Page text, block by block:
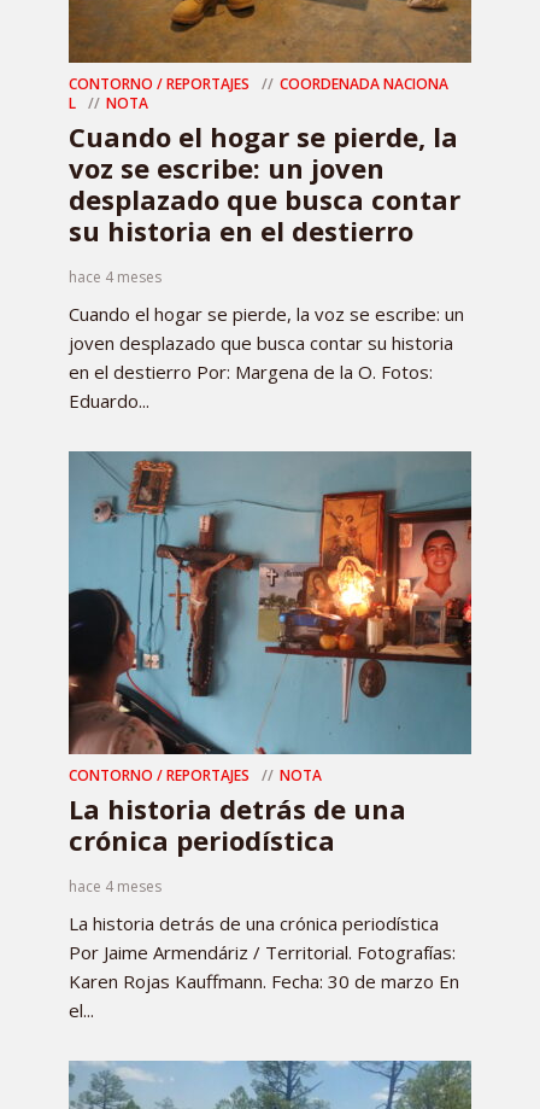
CONTORNO / REPORTAJES
COORDENADA NACIONA
L
NOTA
Cuando el hogar se pierde, la
voz se escribe: un joven
desplazado que busca contar
su historia en el destierro
hace 4 meses
Cuando el hogar se pierde, la voz se escribe: un
joven desplazado que busca contar su historia
en el destierro Por: Margena de la O. Fotos:
Eduardo...
CONTORNO / REPORTAJES NOTA
La historia detrás de una
crónica periodística
hace 4 meses
La historia detrás de una crónica periodística
Por Jaime Armendáriz / Territorial. Fotografías:
Karen Rojas Kauffmann. Fecha: 30 de marzo En
el...